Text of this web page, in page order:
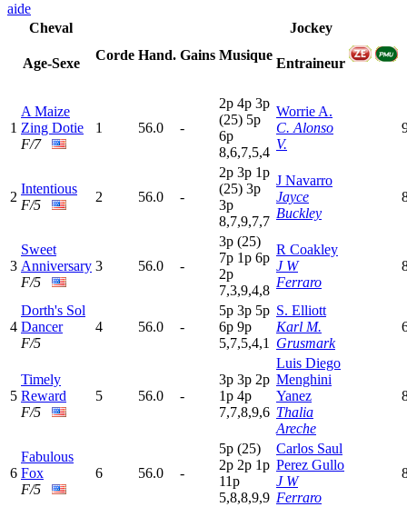
aide
Cheval
Age-Sexe
Corde Hand. Gains Musique
Jockey
Entraineur
1
A Maize
Zing Dotie
F/7
1 56.0 -
2p 4p 3p
(25) 5p
6p
8,6,7,5,4
Worrie A.
C. Alonso
V.
2
Intentious
F/5
2 56.0 -
2p 3p 1p
(25) 3p
3p
8,7,9,7,7
J Navarro
Jayce
Buckley
3
Sweet
Anniversary
F/5
3 56.0 -
3p (25)
7p 1p 6p
2p
7,3,9,4,8
R Coakley
J W
Ferraro
4
Dorth's Sol
Dancer
F/5
4 56.0 -
5p 3p 5p
6p 9p
5,7,5,4,1
S. Elliott
Karl M.
Grusmark
5
Timely
Reward
F/5
5 56.0 -
3p 3p 2p
1p 4p
7,7,8,9,6
Luis Diego
Menghini
Yanez
Thalia
Areche
6
Fabulous
Fox
F/5
6 56.0 -
5p (25)
2p 2p 1p
11p
5,8,8,9,9
Carlos Saul
Perez Gullo
J W
Ferraro